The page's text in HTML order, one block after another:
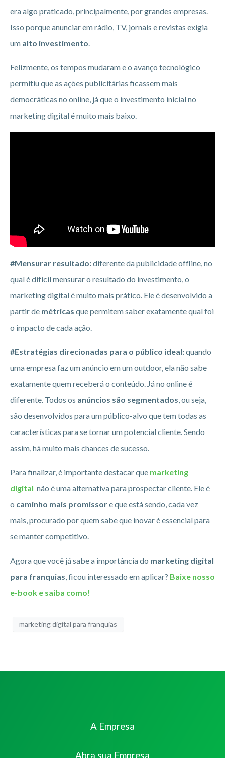
era algo praticado, principalmente, por grandes empresas.
Isso porque anunciar em rádio, TV, jornais e revistas exigia
um alto investimento.
Felizmente, os tempos mudaram e o avanço tecnológico
permitiu que as ações publicitárias ficassem mais
democráticas no online, já que o investimento inicial no
marketing digital é muito mais baixo.
#Mensurar resultado:diferente da publicidade offline, no
qual é difícil mensurar o resultado do investimento, o
marketing digital é muito mais prático. Ele é desenvolvido a
partir de métricas que permitem saber exatamente qual foi
o impacto de cada ação.
#Estratégias direcionadas para o público ideal:quando
uma empresa faz um anúncio em um outdoor, ela não sabe
exatamente quem receberá o conteúdo. Já no online é
diferente. Todos os anúncios são segmentados , ou seja,
são desenvolvidos para um público-alvo que tem todas as
características para se tornar um potencial cliente. Sendo
assim, há muito mais chances de sucesso.
Para finalizar, é importante destacar que marketing
digital não é uma alternativa para prospectar cliente. Ele é
o caminho mais promissore que está sendo, cada vez
mais, procurado por quem sabe que inovar é essencial para
se manter competitivo.
Agora que você já sabe a importância do marketing digital
para franquias , ficou interessado em aplicar? Baixe nosso
e-book e saiba como!
marketing digital para franquias
A Empresa
Abra sua Empresa